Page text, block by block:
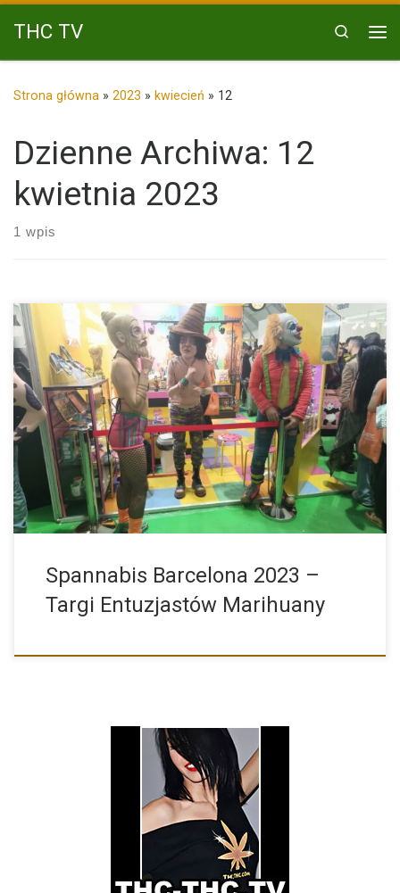
Przejdź do treści
THC TV
Search
Strona główna » 2023 » kwiecień » 12
Dzienne Archiwa: 12
kwietnia 2023
1 wpis
Targi Marihuany Spannabis w Barcelonie 2023 Spannabis jest
międzynarodową imprezą […]
Spannabis Barcelona 2023 –
Targi Entuzjastów Marihuany